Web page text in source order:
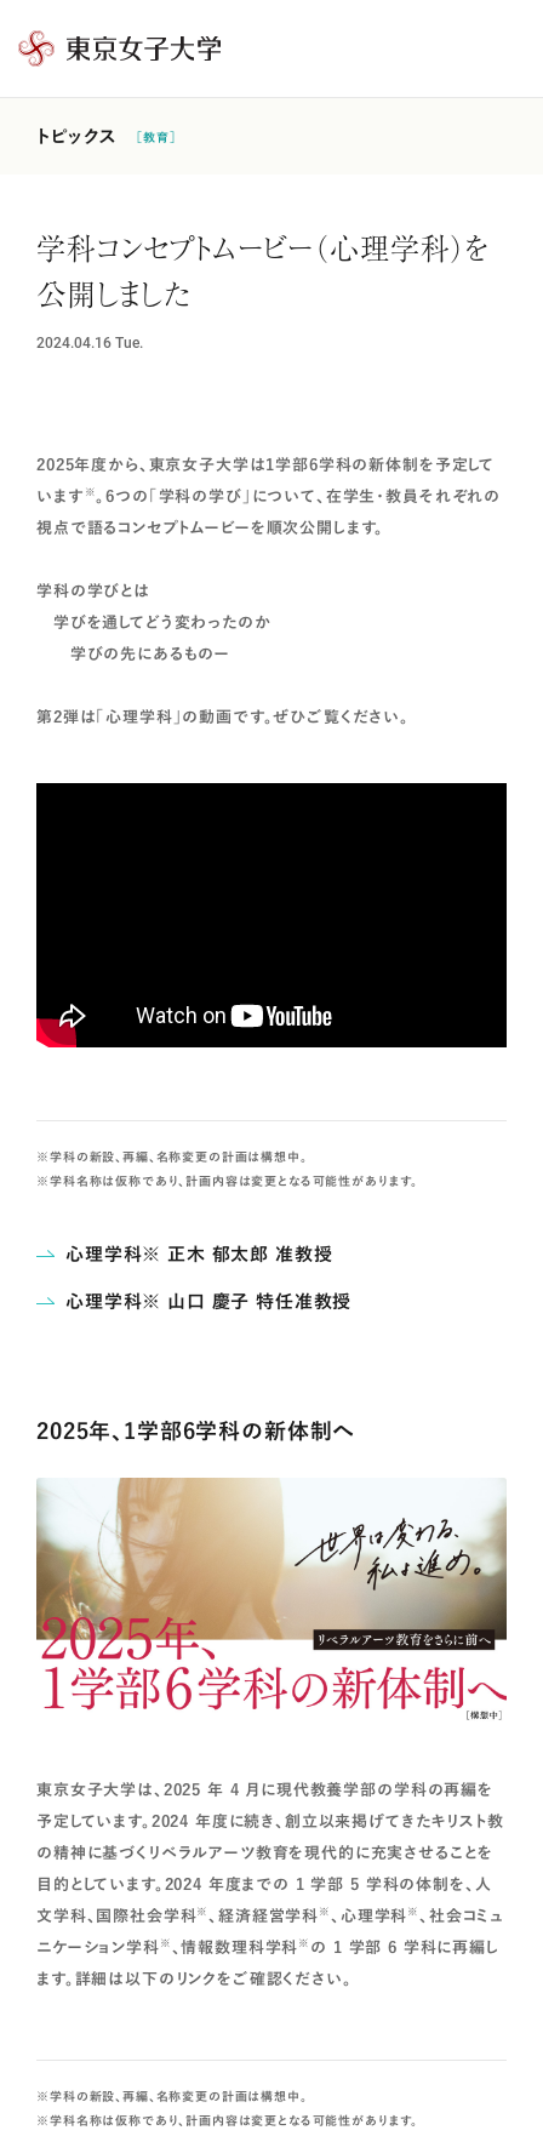
東
トピックス ［教育］
学科コンセプトムービー（心理学科）を
公開しました
2024.04.16Tue.
2025年度から、東京女子大学は1学部6学科の新体制を予定して
います ※ 。6つの「学科の学び」について、在学生・教員それぞれの
視点で語るコンセプトムービーを順次公開します。
学科の学びとは
学びを通してどう変わったのか
学びの先にあるものー
第2弾は「心理学科」の動画です。ぜひご覧ください。
学科の新設、再編、名称変更の計画は構想中。
学科名称は仮称であり、計画内容は変更となる可能性があります。
心理学科※ 正木 郁太郎 准教授
心理学科※ 山口 慶子 特任准教授
2025年、1学部6学科の新体制へ
東京女子大学は、2025 年 4 月に現代教養学部の学科の再編を
予定しています。2024 年度に続き、創立以来掲げてきたキリスト教
の精神に基づくリベラルアーツ教育を現代的に充実させることを
目的としています。2024 年度までの 1 学部 5 学科の体制を、人
文学科、国際社会学科※ 、経済経営学科 ※ 、心理学科 ※ 、社会コミュ
ニケーション学科 ※ 、情報数理科学科 ※ の 1 学部 6 学科に再編し
ます。詳細は以下のリンクをご確認ください。
学科の新設、再編、名称変更の計画は構想中。
学科名称は仮称であり、計画内容は変更となる可能性があります。